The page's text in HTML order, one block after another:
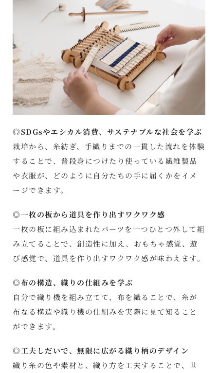
◎SDGsやエシカル消費、サステナブルな社会を学ぶ
栽培から、糸紡ぎ、手織りまでの一貫した流れを体験
することで、普段身につけたり使っている繊維製品
や衣服が、どのように自分たちの手に届くかをイメ
ージできます。
◎一枚の板から道具を作り出すワクワク感
一枚の板に組み込まれたパーツを一つひとつ外して組
み立てることで、創造性に加え、おもちゃ感覚、遊
び感覚で、道具を作り出すワクワク感が味わえます。
◎布の構造、織りの仕組みを学ぶ
自分で織り機を組み立てて、布を織ることで、糸が
布なる構造や織り機の仕組みを実際に見て知ること
ができます。
◎工夫しだいで、無限に広がる織り柄のデザイン
織り糸の色や素材と、織り方を工夫することで、世